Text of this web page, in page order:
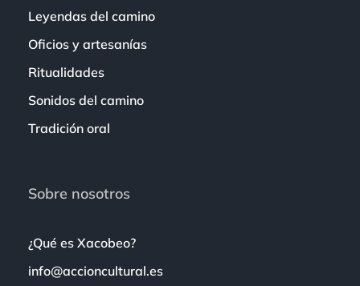
Leyendas del camino
Oficios y artesanías
Ritualidades
Sonidos del camino
Tradición oral
Sobre nosotros
¿Qué es Xacobeo?
info@accioncultural.es